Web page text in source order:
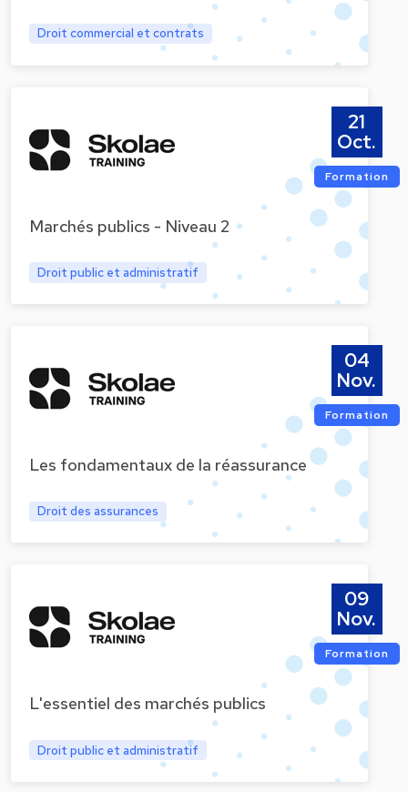
Droit commercial et contrats
Marchés publics - Niveau 2
Droit public et administratif
21
Oct.
Formation
Les fondamentaux de la réassurance
Droit des assurances
04
Nov.
Formation
L'essentiel des marchés publics
Droit public et administratif
09
Nov.
Formation